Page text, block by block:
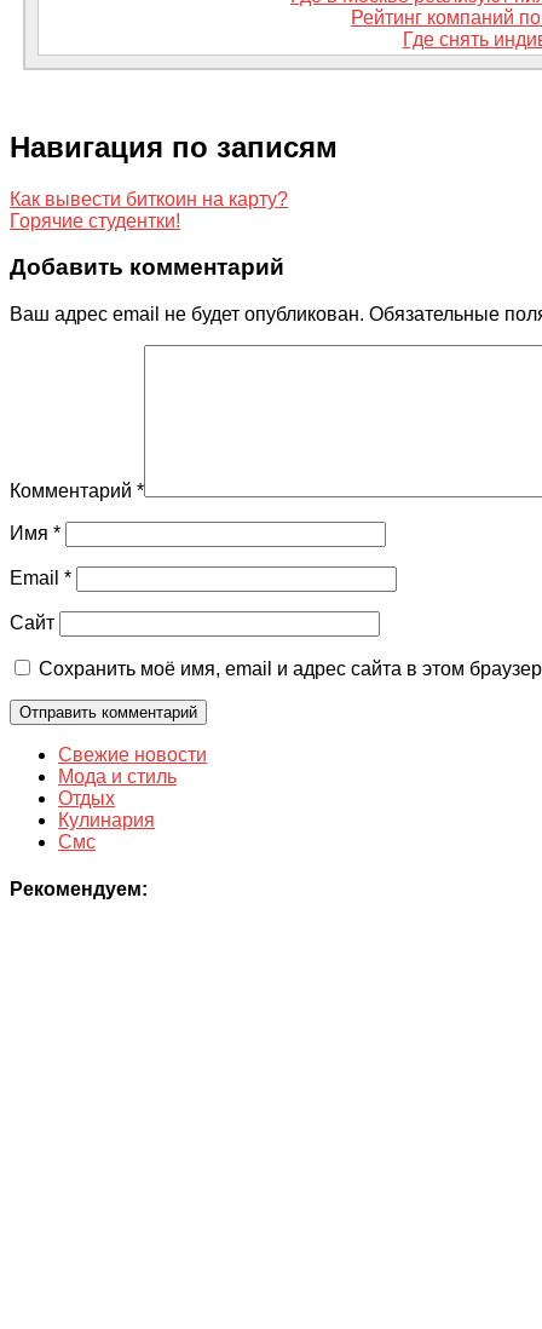
Рейтинг компаний
Где снять
Навигация по записям
Как вывести биткоин на карту?
Горячие студентки!
Добавить комментарий
Ваш адрес email не будет опубликован. Обязательные
Комментарий *
Имя *
Email *
Сайт
Сохранить моё имя, email и адрес сайта в этом
Свежие новости
Мода и стиль
Отдых
Кулинария
Смс
Рекомендуем: